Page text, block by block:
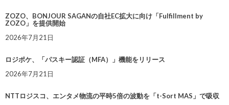
ZOZO、BONJOUR SAGANの自社EC拡大に向け「Fulfillment by
ZOZO」を提供開始
2026年7月21日
ロジポケ、「パスキー認証（MFA）」機能をリリース
2026年7月21日
NTTロジスコ、エンタメ物流の平時5倍の波動を「t-Sort MAS」で吸収